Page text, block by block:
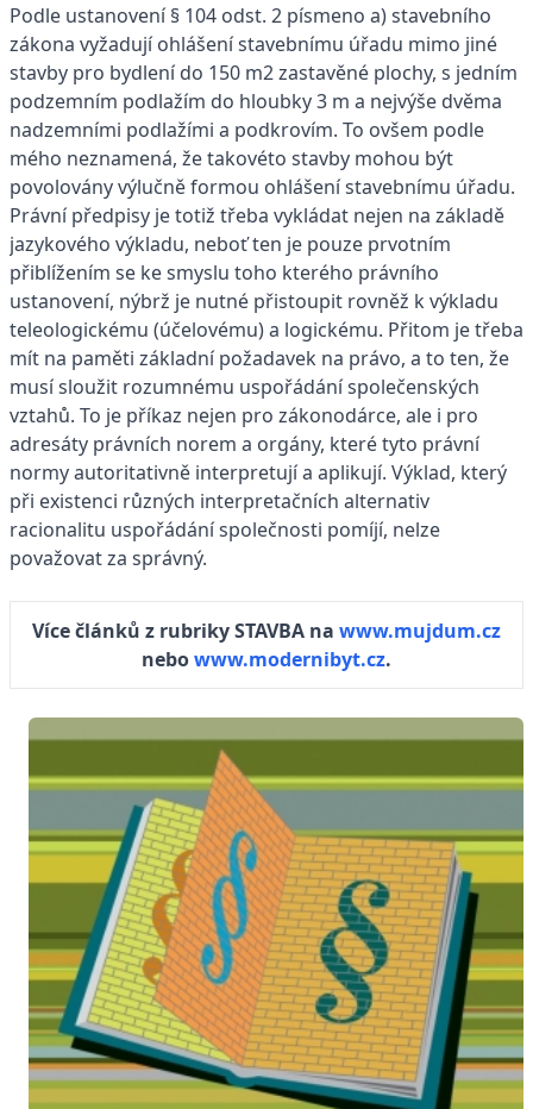
Podle ustanovení § 104 odst. 2 písmeno a) stavebního
zákona vyžadují ohlášení stavebnímu úřadu mimo jiné
stavby pro bydlení do 150 m2 zastavěné plochy, s jedním
podzemním podlažím do hloubky 3 m a nejvýše dvěma
nadzemními podlažími a podkrovím. To ovšem podle
mého neznamená, že takovéto stavby mohou být
povolovány výlučně formou ohlášení stavebnímu úřadu.
Právní předpisy je totiž třeba vykládat nejen na základě
jazykového výkladu, neboť ten je pouze prvotním
přiblížením se ke smyslu toho kterého právního
ustanovení, nýbrž je nutné přistoupit rovněž k výkladu
teleologickému (účelovému) a logickému. Přitom je třeba
mít na paměti základní požadavek na právo, a to ten, že
musí sloužit rozumnému uspořádání společenských
vztahů. To je příkaz nejen pro zákonodárce, ale i pro
adresáty právních norem a orgány, které tyto právní
normy autoritativně interpretují a aplikují. Výklad, který
při existenci různých interpretačních alternativ
racionalitu uspořádání společnosti pomíjí, nelze
považovat za správný.
Více článků z rubriky STAVBA na www.mujdum.cz
nebowww.modernibyt.cz.